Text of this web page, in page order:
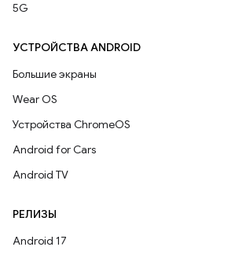
5G
УСТРОЙСТВА ANDROID
Большие экраны
Wear OS
Устройства ChromeOS
Android for Cars
Android TV
РЕЛИЗЫ
Android 17